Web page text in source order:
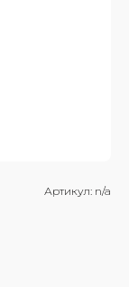
Артикул: n/a